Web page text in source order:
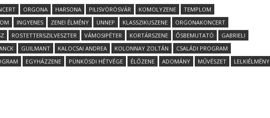
ORGONA HARSONA PILISVÖRÖSVÁR KOMOLYZENE
TEMPLOM
INGYENES ZENEI ÉLMÉNY ÜNNEP KLASSZIKUSZENE
ORGONAKONCERT
ROSTETTERSZILVESZTER VÁMOSIPÉTER KORTÁRSZENE ŐSBEMUTATÓ
GABRIELI
GUILMANT KALOCSAI ANDREA KOLONNAY ZOLTÁN
CSALÁDI PROGRAM
EGYHÁZZENE PÜNKÖSDI HÉTVÉGE ÉLŐZENE ADOMÁNY MŰVÉSZET
LELKIÉLMÉNY